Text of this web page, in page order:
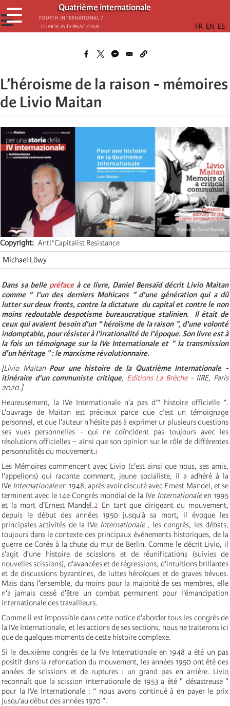
Παράκαμψη
προς
το
Quatrième internationale
Fourth International /
Cuarta Internacional
☰
☰
L’héroisme de la raison - mémoires
de Livio Maitan
Copyright
Anti*Capitalist Resistance
Michael Löwy
Dans sa belle préfaceà ce livre, Daniel Bensaïd décrit Livio Maitan
comme “ l'un des derniers Mohicans ” d'une génération qui a dû
lutter sur deux fronts, contre la dictature du capital et contre le non
moins redoutable despotisme bureaucratique stalinien. Il était de
ceux qui avaient besoin d'un “ héroïsme de la raison ”, d'une volonté
indomptable, pour résister à l'irrationalité de l'époque. Son livre est à
la fois un témoignage sur la IVe Internationale et “ la transmission
d'un héritage ” : le marxisme révolutionnaire.
[Livio Maitan Pour une histoire de la Quatrième Internationale -
itinéraire d'un communiste critique, Editions La Brèche- IIRE, Paris
2020.]
Heureusement, la IVe Internationale n'a pas d’“ histoire officielle ”.
L'ouvrage de Maitan est précieux parce que c’est un témoignage
personnel, et que l'auteur n'hésite pas à exprimer ur plusieurs questions
ses vues personnelles - qui ne coïncident pas toujours avec les
résolutions officielles – ainsi que son opinion sur le rôle de différentes
personnalités du mouvement.1
Les Mémoires commencent avec Livio (c'est ainsi que nous, ses amis,
l'appelions) qui raconte comment, jeune socialiste, il a adhéré à la
IVe Internationaleen 1948, après avoir discuté avec Ernest Mandel, et se
terminent avec le 14e Congrès mondial de la IVe Internationaleen 1995
et la mort d'Ernest Mandel.2 En tant que dirigeant du mouvement,
depuis le début des années 1950 jusqu'à sa mort, il évoque les
principales activités de la IVe Internationale, les congrès, les débats,
toujours dans le contexte des principaux événements historiques, de la
guerre de Corée à la chute du mur de Berlin. Comme le décrit Livio, il
s'agit d'une histoire de scissions et de réunifications (suivies de
nouvelles scissions), d'avancées et de régressions, d'intuitions brillantes
et de discussions byzantines, de luttes héroïques et de graves bévues.
Mais dans l'ensemble, du moins pour la majorité de ses membres, elle
n'a jamais cessé d'être un combat permanent pour l'émancipation
internationale des travailleurs.
Comme il est impossible dans cette notice d'aborder tous les congrès de
la IVe Internationale, et les actions de ses sections, nous ne traiterons ici
que de quelques moments de cette histoire complexe.
Si le deuxième congrès de la IVe Internationaleen 1948 a été un pas
positif dans la refondation du mouvement, les années 1950 ont été des
années de scissions et de ruptures : un grand pas en arrière. Livio
reconnaît que la scission internationale de 1953 a été " désastreuse "
pour la IVe Internationale : “ nous avons continué à en payer le prix
jusqu'au début des années 1970 ”.